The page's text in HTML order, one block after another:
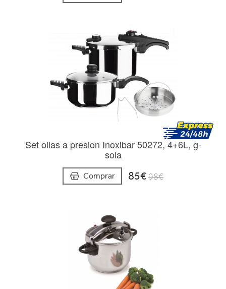
Set ollas a presion Inoxibar 50272, 4+6L, g-
sola
Comprar 85€98€